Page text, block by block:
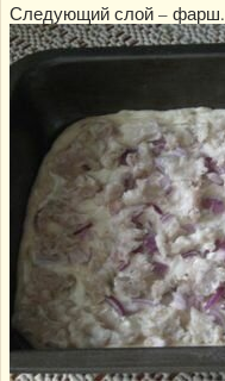
Следующий слой – фарш.